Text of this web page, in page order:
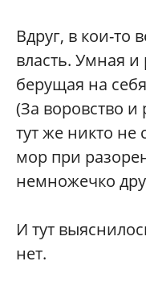
Вдруг, в кои-то
власть. Умная
берущая на
(За воровство
тут же никто не
мор при
немножечко
И тут
нет.